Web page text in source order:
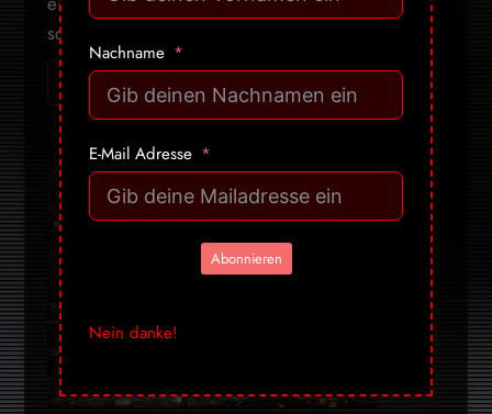
schreiben und am Schluss das neue ...
Ich will mehr! Gib mir alles ➔
Nachname
E-Mail Adresse
Abonnieren
Nein danke!